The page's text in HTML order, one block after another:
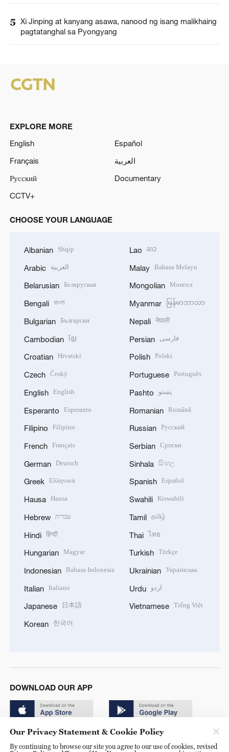
5 Xi Jinping at kanyang asawa, nanood ng isang malikhaing
pagtatanghal sa Pyongyang
EXPLORE MORE
English
Español
Français
العربية
Русский
Documentary
CCTV+
CHOOSE YOUR LANGUAGE
Albanian Shqip
Arabic العربية
Belarusian Беларуская
Bengali বাংলা
Bulgarian Български
Cambodian ខ្មែរ
Croatian Hrvatski
Czech Český
English English
Esperanto Esperanto
Filipino Filipino
French Français
German Deutsch
Greek Ελληνικά
Hausa Hausa
Hebrew עברית
Hindi हिन्दी
Hungarian Magyar
Indonesian Bahasa Indonesia
Italian Italiano
Japanese 日本語
Korean 한국어
Lao ລາວ
Malay Bahasa Melayu
Mongolian Монгол
Myanmar မြန်မာဘာသာ
Nepali नेपाली
Persian فارسی
Polish Polski
Portuguese Português
Pashto پښتو
Romanian Română
Russian Русский
Serbian Српски
Sinhala සිංහල
Spanish Español
Swahili Kiswahili
Tamil தமிழ்
Thai ไทย
Turkish Türkçe
Ukrainian Українська
Urdu اردو
Vietnamese Tiếng Việt
DOWNLOAD OUR APP
Our Privacy Statement & Cookie Policy
By continuing to browse our site you agree to our use of cookies, revised